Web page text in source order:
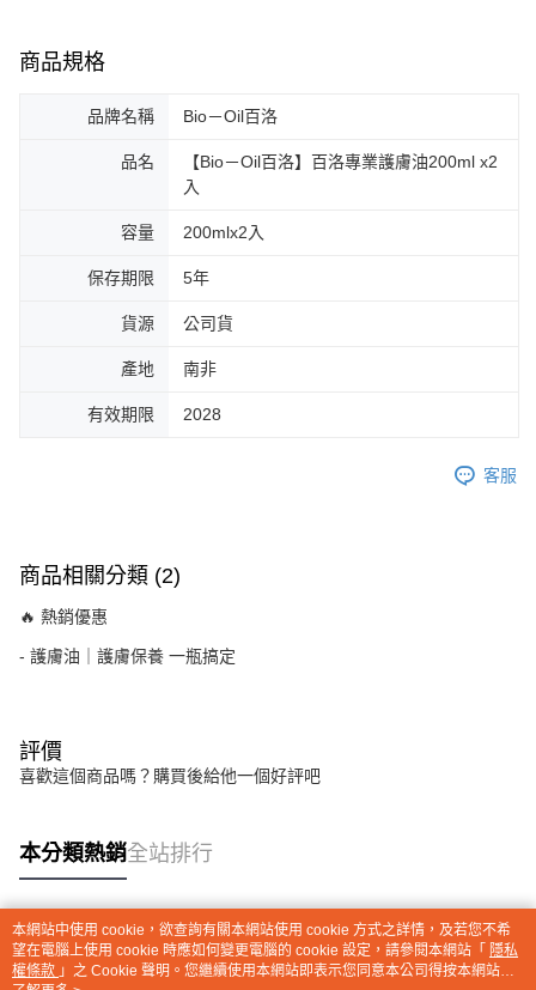
商品規格
品牌名稱 Bio－Oil百洛
品名
【Bio－Oil百洛】百洛專業護膚油200ml x2
入
容量 200mlx2入
保存期限 5年
貨源 公司貨
產地 南非
有效期限 2028
客服
商品相關分類 (2)
🔥 熱銷優惠
- 護膚油｜護膚保養 一瓶搞定
評價
喜歡這個商品嗎？購買後給他一個好評吧
本分類熱銷全站排行
熱門標籤
本網站中使用 cookie，欲查詢有關本網站使用 cookie 方式之詳情，及若您不希
望在電腦上使用 cookie 時應如何變更電腦的 cookie 設定，請參閱本網站「 隱私
權條款 」之 Cookie 聲明。您繼續使用本網站即表示您同意本公司得按本網站使